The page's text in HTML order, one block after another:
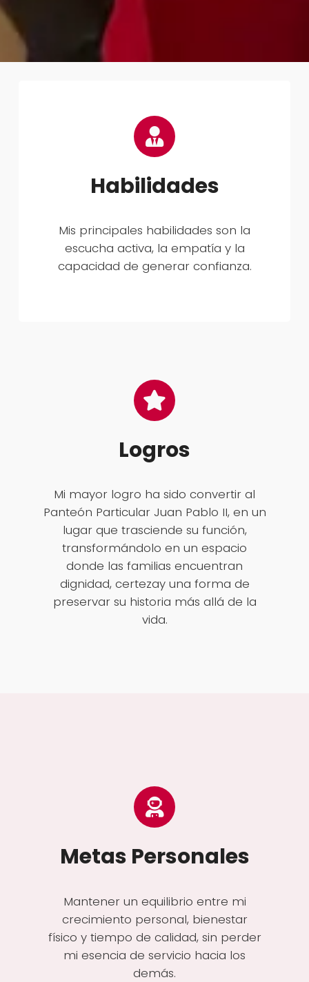
Habilidades
Mis principales habilidades son la
escucha activa, la empatía y la
capacidad de generar confianza.
Logros
Mi mayor logro ha sido convertir al
Panteón Particular Juan Pablo II, en un
lugar que trasciende su función,
transformándolo en un espacio
donde las familias encuentran
dignidad, certezay una forma de
preservar su historia más allá de la
vida.
Metas Personales
Mantener un equilibrio entre mi
crecimiento personal, bienestar
físico y tiempo de calidad, sin perder
mi esencia de servicio hacia los
demás.